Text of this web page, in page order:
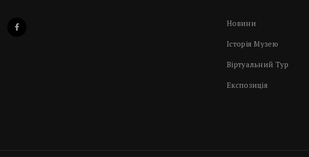
Новини
Історія Музею
Віртуальний Тур
Експозиція